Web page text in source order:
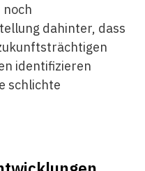
noch
dahinter, dass
identifizieren
schlichte